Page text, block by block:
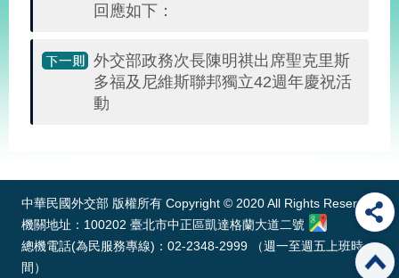
回應如下：
外交部政務次長陳明祺出席聖克里斯
多福及尼維斯聯邦獨立42週年慶祝活
動
中華民國外交部 版權所有 Copyright © 2020 All Rights Reserved
機關地址：100202 臺北市中正區凱達格蘭大道二號
總機電話(為民服務專線)：02-2348-2999 （週一至週五上班時
間）